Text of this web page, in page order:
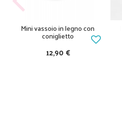
Mini vassoio in legno con
coniglietto
12,90 €